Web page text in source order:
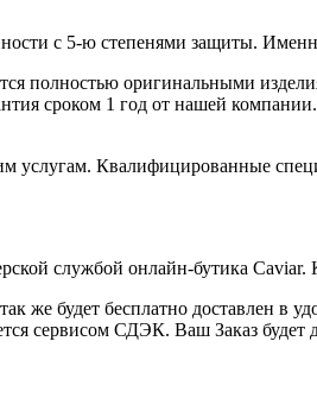
с 5-ю степенями защиты.
полностью оригинальными
сроком 1 год от нашей
Квалифицированные
службой онлайн-бутика
будет бесплатно доставлен в
сервисом СДЭК. Ваш Заказ будет